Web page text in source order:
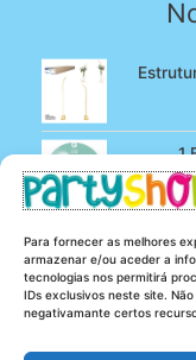
Para fornecer as melhores
armazenar e/ou aceder a
tecnologias nos permitirá
IDs exclusivos neste site.
negativamante certos
1
100